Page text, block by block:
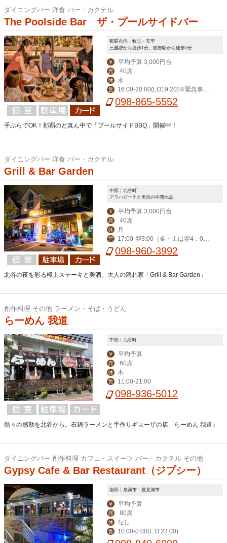
ダイニングバー 洋食 バー・カクテル
The Poolside Bar ザ・プールサイドバー
那覇市内｜牧志・安里
三越跡から徒歩1分、牧志駅から徒歩5分
￥ 平均予算 3,000円台
席 40席
休 水
営
16:00-20:00(LO19:20)※緊急事態
宣言中のみ。通常は夏場17:00-24:00,
098-865-5552
手ぶらでOK！那覇のど真ん中で「プールサイドBBQ」開催中！
ダイニングバー 洋食 バー・カクテル
Grill & Bar Garden
中部｜北谷町
アラハビーチと美浜の中間地点
￥ 平均予算 3,000円台
席 40席
休 月
営
17:00-翌3:00（金・土は翌4：00
迄） ※ハッピーアワー17:00-19:00
098-960-3992
北谷の夜を彩る極上ステーキと美酒。大人の隠れ家「Grill & Bar Garden」
創作料理 その他 ラーメン・そば・うどん
らーめん 我道
中部｜北谷町
￥ 平均予算
席 60席
休 木
営 11:00-21:00
098-936-5012
熱々の感動を北谷から。石鍋ラーメンと手作りギョーザの店「らーめん 我道」
ダイニングバー 創作料理 カフェ・スイーツ バー・カクテル その他
Gypsy Cafe & Bar Restaurant（ジプシー）
南部｜糸満市・豊見城市
￥ 平均予算
席 80席
休 なし
営 10:00-0:00(L.O.23:00)